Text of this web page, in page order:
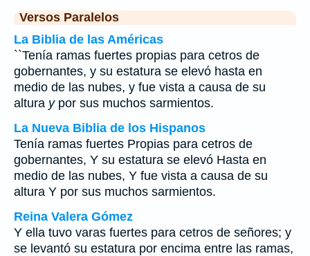
Versos Paralelos
La Biblia de las Américas
``Tenía ramas fuertes propias para cetros de
gobernantes, y su estatura se elevó hasta en
medio de las nubes, y fue vista a causa de su
altura ypor sus muchos sarmientos.
La Nueva Biblia de los Hispanos
Tenía ramas fuertes Propias para cetros de
gobernantes, Y su estatura se elevó Hasta en
medio de las nubes, Y fue vista a causa de su
altura Y por sus muchos sarmientos.
Reina Valera Gómez
Y ella tuvo varas fuertes para cetros de señores; y
se levantó su estatura por encima entre las ramas,